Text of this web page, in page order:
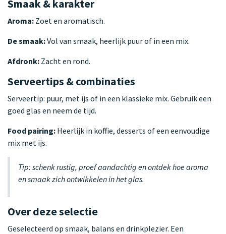
Smaak & karakter
Aroma: Zoet en aromatisch.
De smaak:Vol van smaak, heerlijk puur of in een mix.
Afdronk: Zacht en rond.
Serveertips & combinaties
Serveertip: puur, met ijs of in een klassieke mix. Gebruik een
goed glas en neem de tijd.
Food pairing: Heerlijk in koffie, desserts of een eenvoudige
mix met ijs.
Tip: schenk rustig, proef aandachtig en ontdek hoe aroma
en smaak zich ontwikkelen in het glas.
Over deze selectie
Geselecteerd op smaak, balans en drinkplezier. Een